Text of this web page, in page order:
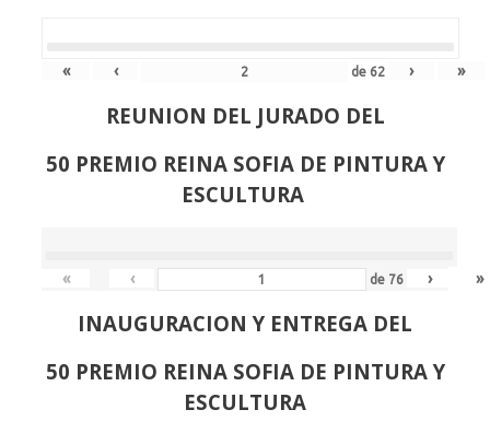
« ‹ de 62 › »
REUNION DEL JURADO DEL
50 PREMIO REINA SOFIA DE PINTURA Y
ESCULTURA
« ‹ de 76 › »
INAUGURACION Y ENTREGA DEL
50 PREMIO REINA SOFIA DE PINTURA Y
ESCULTURA